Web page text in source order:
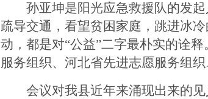
孙亚坤是阳光应急救援队的发
疏导交通，看望贫困家庭，跳进冰
动，都是对“公益”二字最朴实的诠
服务组织、河北省先进志愿服务组
会议对我县近年来涌现出来的